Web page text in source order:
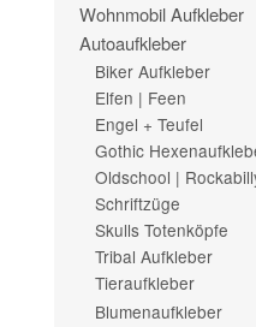
Wohnmobil Aufkleber
Autoaufkleber
Biker Aufkleber
Elfen | Feen
Engel + Teufel
Gothic
Oldschool |
Schriftzüge
Skulls Totenköpfe
Tribal Aufkleber
Tieraufkleber
Blumenaufkleber